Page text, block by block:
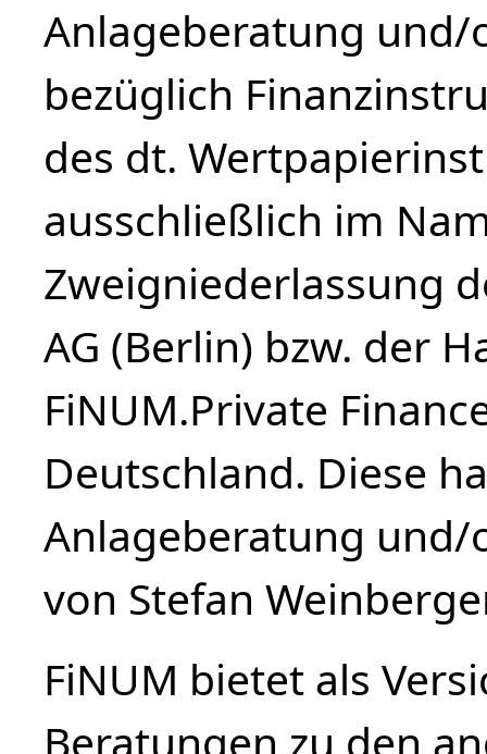
Anlageberatung
bezüglich
des dt.
ausschließlich im
Zweigniederlassung
AG (Berlin) bzw. der
FiNUM.Private
Deutschland. Diese
Anlageberatung
von Stefan
FiNUM bietet als
Beratungen zu den